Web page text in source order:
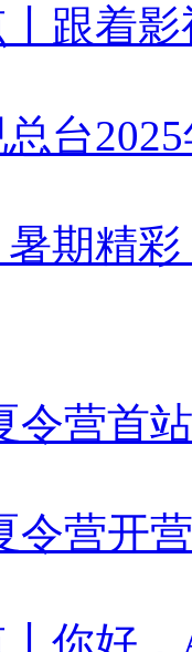
跟着
台
期精
令营首
令营开
你好